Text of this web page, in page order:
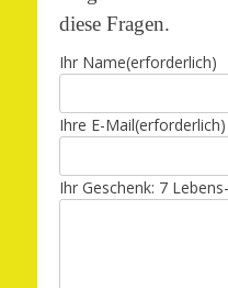
diese Fragen.
Ihr Name(erforderlich)
Ihre E-Mail(erforderlich)
Ihr Geschenk: 7